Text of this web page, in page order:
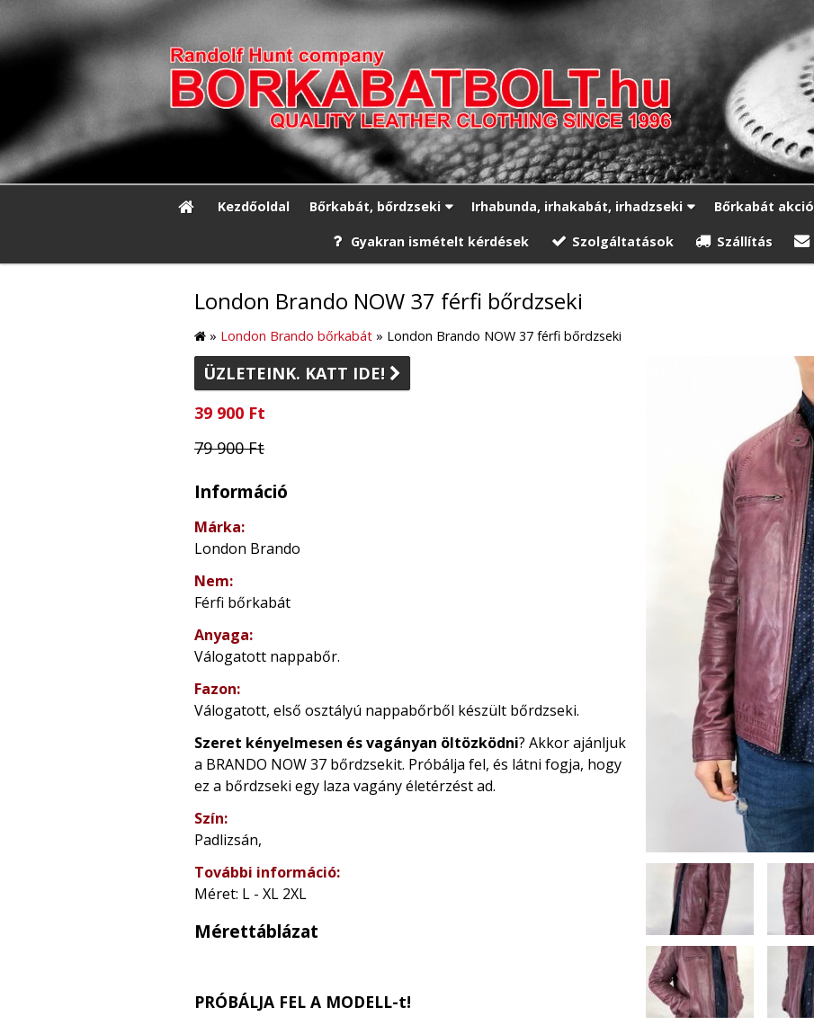
Kezdőoldal Bőrkabát, bőrdzseki Irhabunda, irhakabát, irhadzseki Bőrkabát akció
Gyakran ismételt kérdések Szolgáltatások Szállítás
London Brando NOW 37 férfi bőrdzseki
» London Brando bőrkabát » London Brando NOW 37 férfi bőrdzseki
ÜZLETEINK. KATT IDE! 
39 900 Ft
79 900 Ft
Információ
Márka:
London Brando
Nem:
Férfi bőrkabát
Anyaga:
Válogatott nappabőr.
Fazon:
Válogatott, első osztályú nappabőrből készült bőrdzseki.
Szeret kényelmesen és vagányan öltözködni? Akkor ajánljuk
a BRANDO NOW 37 bőrdzsekit. Próbálja fel, és látni fogja, hogy
ez a bőrdzseki egy laza vagány életérzést ad.
Szín:
Padlizsán,
További információ:
Méret: L - XL 2XL
Mérettáblázat
PRÓBÁLJA FEL A MODELL-t!